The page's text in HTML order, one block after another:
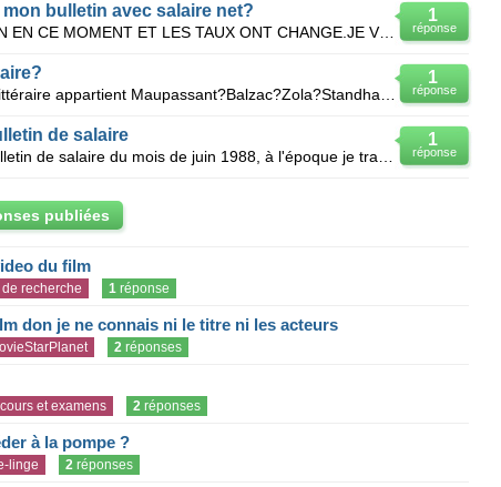
1
réponse
bulletin avec salaire net?
JAI PA DE BULLETIN EN CE MOMENT ET LES TAUX ONT CHANGE.JE VEUX AVOIR MON BULLETIN POUR LE MOIS PRECE
1
réponse
1
réponse
de salaire
publiées
du film
recherche 1réponse
don je ne connais ni le titre ni les acteurs
2réponses
et examens 2réponses
à la pompe ?
linge 2réponses